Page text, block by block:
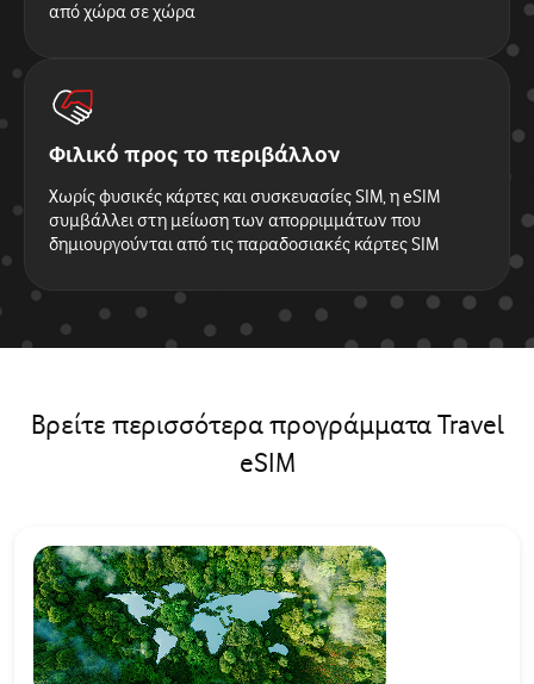
από χώρα σε χώρα
Φιλικό προς το περιβάλλον
Χωρίς φυσικές κάρτες και συσκευασίες SIM, η eSIM
συμβάλλει στη μείωση των απορριμμάτων που
δημιουργούνται από τις παραδοσιακές κάρτες SIM
Βρείτε περισσότερα προγράμματα Travel
eSIM